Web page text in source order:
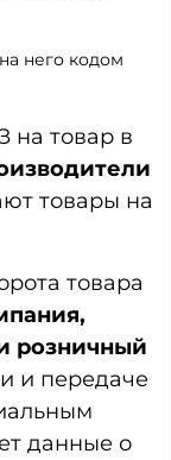
на товар в
товары на
товара
розничный
и передаче
данные о